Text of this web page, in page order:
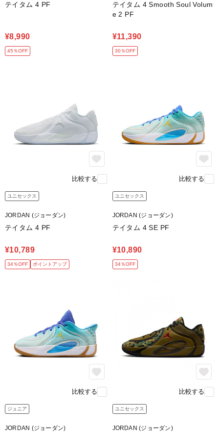
ープ。
テイタム 4 PF
¥8,990
45％OFF
テイタム 4 Smooth Soul Volum
e 2 PF
¥11,390
30％OFF
比較する
ユニセックス
JORDAN (ジョーダン)
テイタム 4 PF
¥10,789
34％OFF ポイントアップ
比較する
ユニセックス
JORDAN (ジョーダン)
テイタム 4 SE PF
¥10,890
34％OFF
比較する
ジュニア
JORDAN (ジョーダン)
比較する
ユニセックス
JORDAN (ジョーダン)